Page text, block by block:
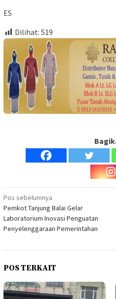
ES
Dilihat: 519
Navigasi
pos
Pos sebelumnya
Pemkot Tanjung Balai Gelar
Laboratorium Inovasi Penguatan
Penyelenggaraan Pemerintahan
POS TERKAIT